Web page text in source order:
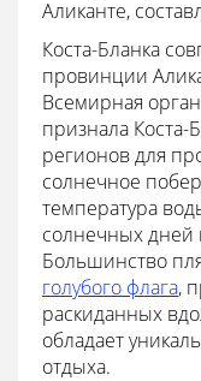
Аликанте,
Коста-Бланка
провинции
Всемирная
признала
регионов для
солнечное
температура
солнечных дней
Большинство
голубого флага,
раскиданных
обладает
отдыха.